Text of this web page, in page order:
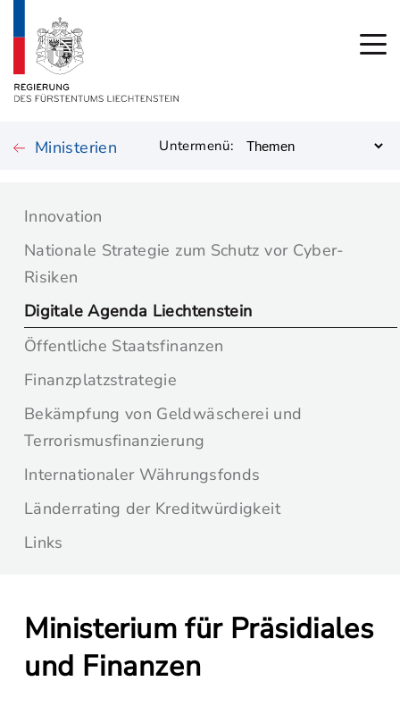
Ministerien Untermenü:
Innovation
Nationale Strategie zum Schutz vor Cyber-
Risiken
Digitale Agenda Liechtenstein
Öffentliche Staatsfinanzen
Finanzplatzstrategie
Bekämpfung von Geldwäscherei und
Terrorismusfinanzierung
Internationaler Währungsfonds
Länderrating der Kreditwürdigkeit
Links
Ministerium für Präsidiales
und Finanzen